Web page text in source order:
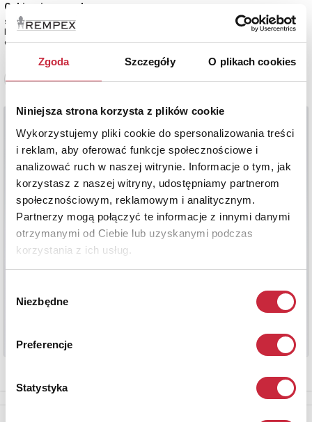
Zgoda Szczegóły O plikach cookies
Niniejsza strona korzysta z plików cookie
Wykorzystujemy pliki cookie do spersonalizowania treści
i reklam, aby oferować funkcje społecznościowe i
analizować ruch w naszej witrynie. Informacje o tym, jak
korzystasz z naszej witryny, udostępniamy partnerom
społecznościowym, reklamowym i analitycznym.
Partnerzy mogą połączyć te informacje z innymi danymi
otrzymanymi od Ciebie lub uzyskanymi podczas
korzystania z ich usług.
zgody
Niezbędne
Preferencje
Statystyka
Cukiernica - wazka
srebro próby 84 częściowo złocone, cechowane; waga 446 g.
Moskwa, 1849.
estymacja: 2 800 - 3 200 zł
Zobacz pełne informacje